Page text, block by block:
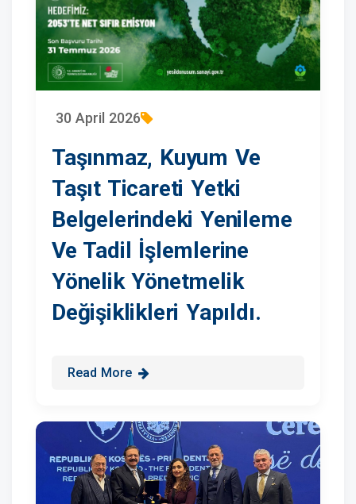
30 April 2026
Taşınmaz, Kuyum Ve
Taşıt Ticareti Yetki
Belgelerindeki Yenileme
Ve Tadil İşlemlerine
Yönelik Yönetmelik
Değişiklikleri Yapıldı.
Read More